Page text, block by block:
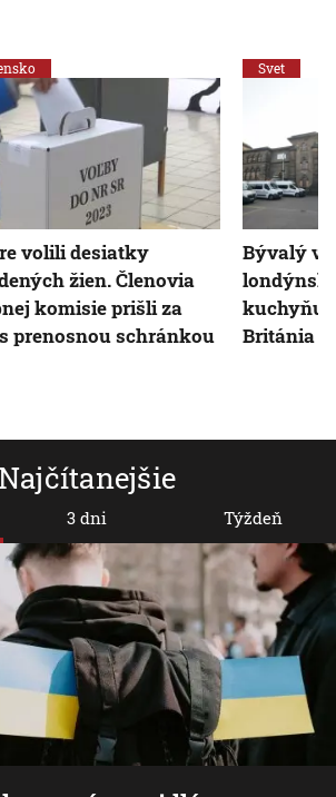
Najčítanejšie
3 dni Týždeň
volili desiatky
žien. Členovia
komisie prišli za
prenosnou schránkou
Svet
Bývalý
kuchyňu,
Británia